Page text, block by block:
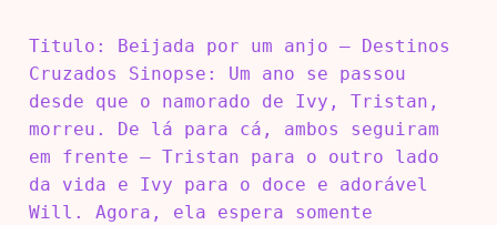
Titulo: Beijada por um anjo – Destinos
Cruzados Sinopse: Um ano se passou
desde que o namorado de Ivy, Tristan,
morreu. De lá para cá, ambos seguiram
em frente – Tristan para o outro lado
da vida e Ivy para o doce e adorável
Will. Agora, ela espera somente